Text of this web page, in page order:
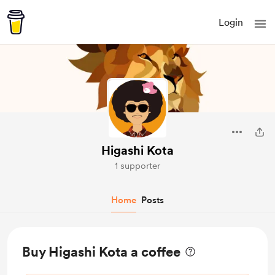
Login
Higashi Kota
1 supporter
Home Posts
Buy Higashi Kota a coffee